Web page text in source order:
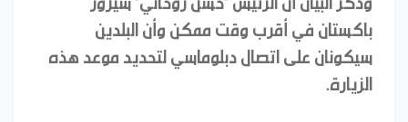
باكستان في أقرب وقت ممكن وأن البلدين
سيكونان على اتصال دبلوماسي لتحديد موعد هذه
الزيارة.